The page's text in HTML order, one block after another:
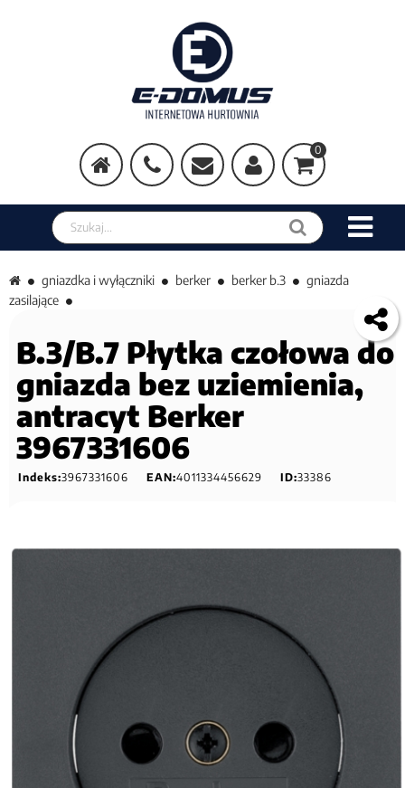
0
Szukaj w sklepie
gniazdka i wyłączniki berker berker b.3
gniazda
zasilające
B.3/B.7 Płytka czołowa do
gniazda bez uziemienia,
antracyt Berker
3967331606
Indeks:3967331606 EAN:4011334456629 ID:33386